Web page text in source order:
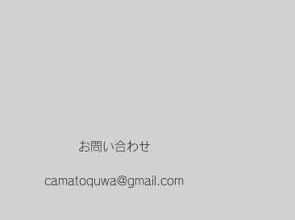
お問い合わせ
camatoquwa@gmail.com